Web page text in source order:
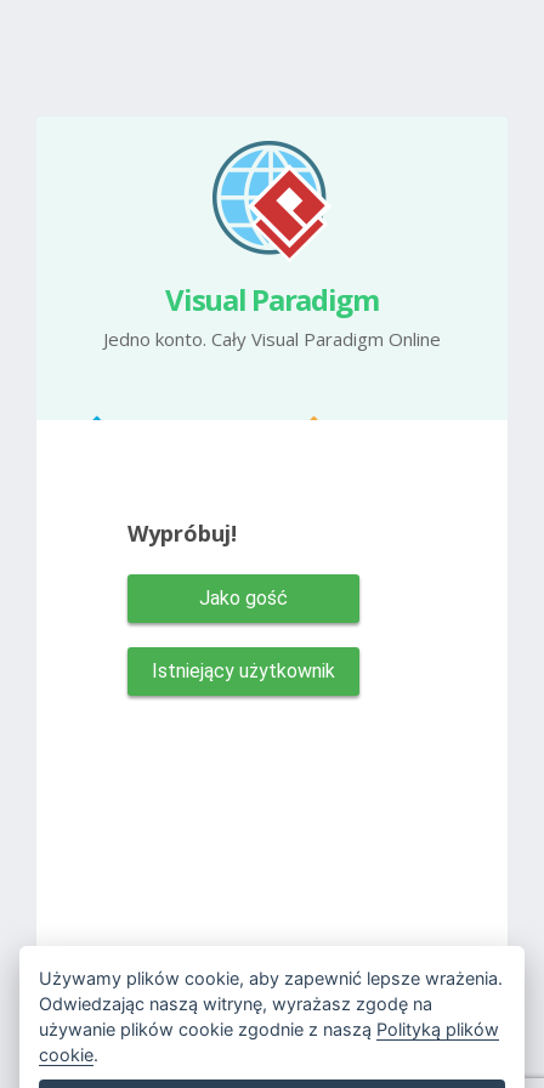
Visual Paradigm
Jedno konto. Cały Visual Paradigm Online
Wypróbuj!
Jako gość
Istniejący użytkownik
Rejestrując się, wyrażasz zgodę na warunki korzystania z usługi
prywatności
Używamy plików cookie, aby zapewnić lepsze wrażenia.
Odwiedzając naszą witrynę, wyrażasz zgodę na
używanie plików cookie zgodnie z naszą Polityką plików
cookie.